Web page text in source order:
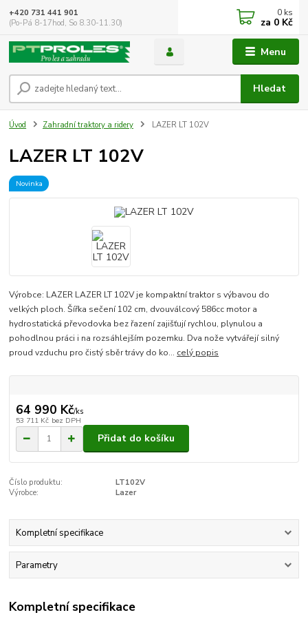
Menu
Hledat
+420 731 441 901
(Po-Pá 8-17hod, So 8.30-11.30)
0 ks
za 0 Kč
Úvod Zahradní traktory a ridery LAZER LT 102V
LAZER LT 102V
Novinka
Výrobce: LAZER LAZER LT 102V je kompaktní traktor s výbavou do
velkých ploch. Šířka sečení 102 cm, dvouválcový 586cc motor a
hydrostatická převodovka bez řazení zajišťují rychlou, plynulou a
pohodlnou práci i na rozsáhlejším pozemku. Dva nože vytvářejí silný
proud vzduchu pro čistý sběr trávy do ko... celý popis
64 990 Kč/ks
53 711 Kč bez DPH
Přidat do košíku
Číslo produktu:
LT102V
Výrobce:
Lazer
Kompletní specifikace
Parametry
Kompletní specifikace